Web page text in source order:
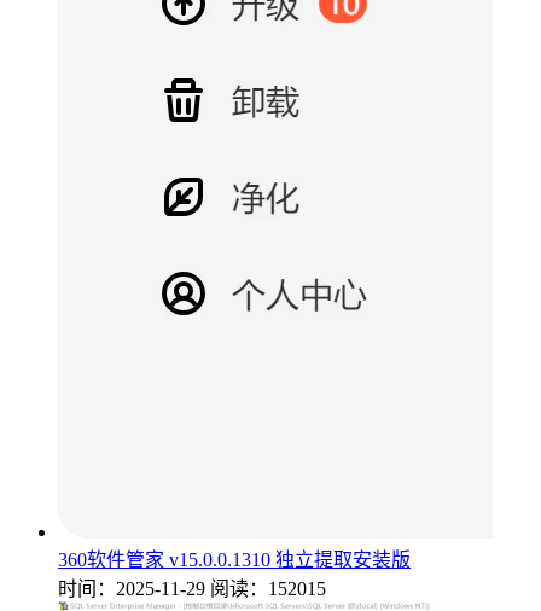
360软件管家 v15.0.0.1310 独立提取安装版
时间：2025-11-29 阅读：152015